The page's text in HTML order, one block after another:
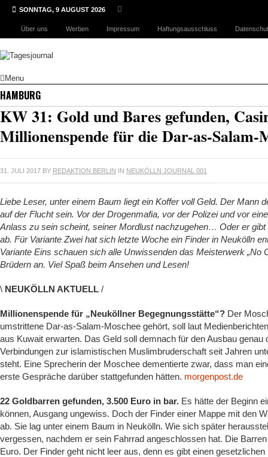
SONNTAG, 9 AUGUST 2026
Über uns Werben Impressum Haftungsausschluss
Menu
HAMBURG
KW 31: Gold und Bares gefunden,
Millionenspende für die Dar-as-Salam-
31. JULI 2017 BY REDAKTION BERLIN IN NEUKÖLLN JOURNAL 001
Liebe Leser, unter einem Baum liegt ein Koffer voll Geld. Der Mann
auf der Flucht sein. Vor der Drogenmafia, vor der Polizei und vor
Anlass zu sein scheint, seiner Mordlust nachzugehen… Oder er
ab. Für Variante Zwei hat sich letzte Woche ein Finder in Neukölln
Variante Eins schauen sich alle Unwissenden das Meisterwerk „No
Brüdern an. Viel Spaß beim Ansehen und Lesen!
\ NEUKÖLLN AKTUELL /
Millionenspende für „Neuköllner Begegnungsstätte“? Der
umstrittene Dar-as-Salam-Moschee gehört, soll laut
aus Kuwait erwarten. Das Geld soll demnach für den Ausbau
Verbindungen zur islamistischen Muslimbruderschaft seit Jahren
steht. Eine Sprecherin der Moschee dementierte zwar, dass man
erste Gespräche darüber stattgefunden hätten. morgenpost.de
22 Goldbarren gefunden, 3.500 Euro in bar. Es hätte der Beginn
können, Ausgang ungewiss. Doch der Finder einer Mappe mit den
ab. Sie lag unter einem Baum in Neukölln. Wie sich später
vergessen, nachdem er sein Fahrrad angeschlossen hat. Die
Euro. Der Finder geht nicht leer aus, denn es gibt einen